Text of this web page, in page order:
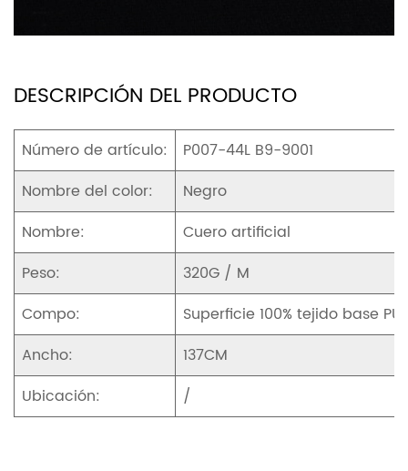
DESCRIPCIÓN DEL PRODUCTO
Número de artículo:
P007-44L B9-9001
Nombre del color:
Negro
Nombre:
Cuero artificial
Peso:
320G / M
Compo:
Superficie 100% tejido base PU
Ancho:
137CM
Ubicación:
/